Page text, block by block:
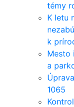
témy
K letu
k
Mesto
a
1065